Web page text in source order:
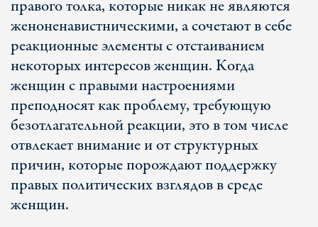
правого толка, которые никак не являются
женоненавистническими, а сочетают в себе
реакционные элементы с отстаиванием
некоторых интересов женщин. Когда
женщин с правыми настроениями
преподносят как проблему, требующую
безотлагательной реакции, это в том числе
отвлекает внимание и от структурных
причин, которые порождают поддержку
правых политических взглядов в среде
женщин.